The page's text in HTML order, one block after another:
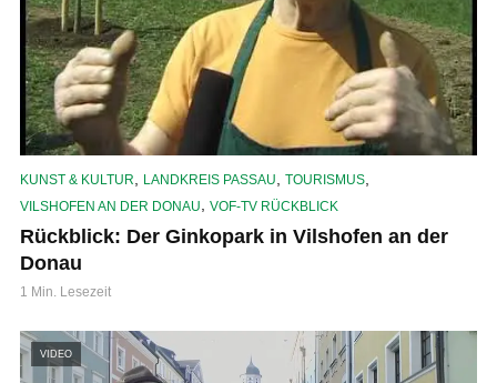
KUNST & KULTUR LANDKREIS PASSAU TOURISMUS
VILSHOFEN AN DER DONAU, VOF-TV RÜCKBLICK
Rückblick: Der Ginkopark in Vilshofen an der
Donau
1 Min. Lesezeit
VIDEO